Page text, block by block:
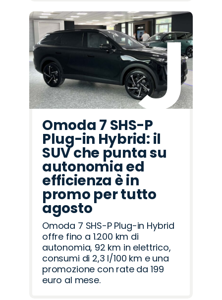
Omoda 7 SHS-P
Plug-in Hybrid: il
SUV che punta su
autonomia ed
efficienza è in
promo per tutto
agosto
Omoda 7 SHS-P Plug-in Hybrid
offre fino a 1.200 km di
autonomia, 92 km in elettrico,
consumi di 2,3 l/100 km e una
promozione con rate da 199
euro al mese.